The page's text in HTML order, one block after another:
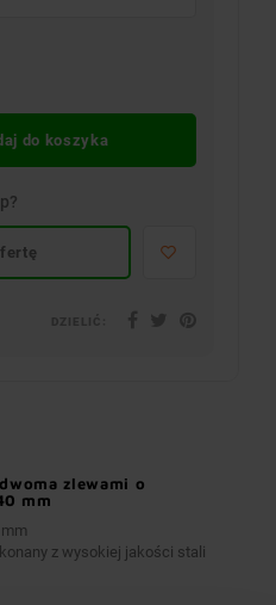
do koszyka
zlewami o
mm
z wysokiej jakości stali